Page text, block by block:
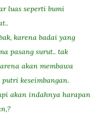
luas seperti bumi
karena badai yang
pasang surut.. tak
akan membawa
keseimbangan.
akan indahnya harapan